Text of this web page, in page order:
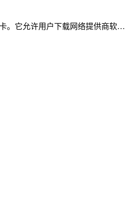
。它允许用户下载网络提供商软…